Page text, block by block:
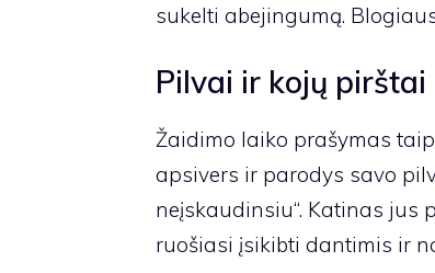
sukelti abejingumą.
Pilvai ir kojų pirštai
Žaidimo laiko prašymas
apsivers ir parodys savo
neįskaudinsiu“. Katinas jus
ruošiasi įsikibti dantimis ir